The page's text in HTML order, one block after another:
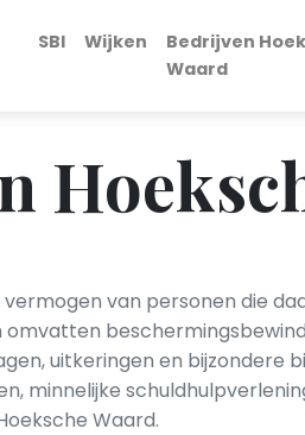
SBI Wijken
Bedrijven
Waard
van personen die
uitkeringen en bijzondere
minnelijke
Waard.